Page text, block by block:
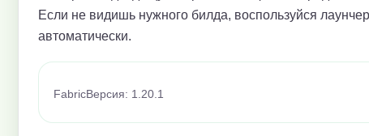
Если не видишь нужного билда, воспользуйся
автоматически.
FabricВерсия: 1.20.1